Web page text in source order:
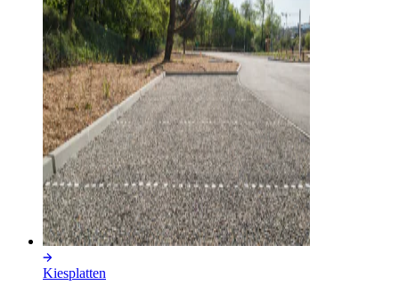
Kiesplatten